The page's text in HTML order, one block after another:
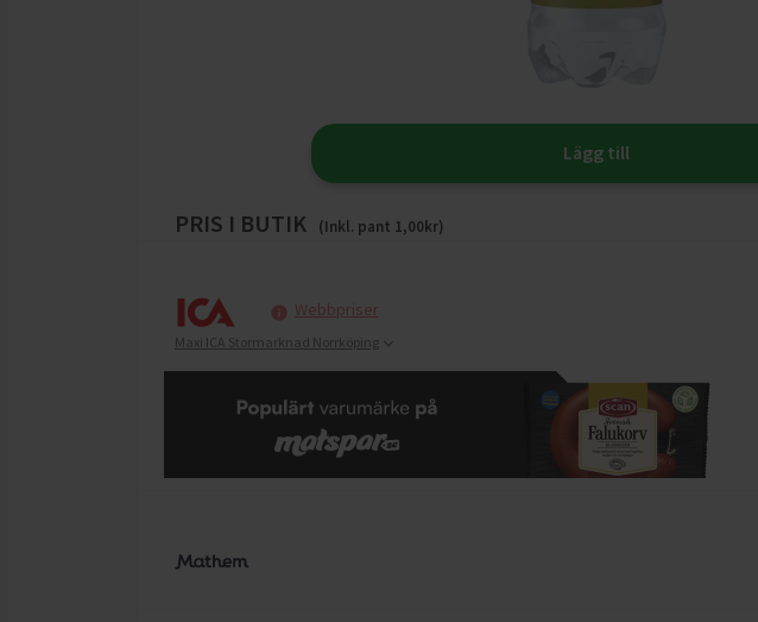
Lägg till
PRIS I BUTIK (Inkl. pant 1,00kr)
Webbpriser
Maxi ICA Stormarknad Norrköping